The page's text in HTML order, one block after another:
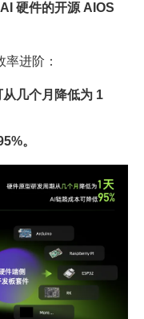
硬件的开源 AIOS
进阶：
几个月降低为 1
。